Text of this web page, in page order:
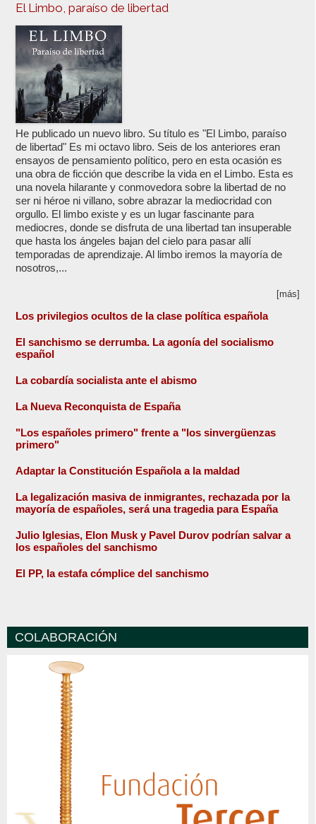
El Limbo, paraíso de libertad
He publicado un nuevo libro. Su título es "El Limbo, paraíso
de libertad" Es mi octavo libro. Seis de los anteriores eran
ensayos de pensamiento político, pero en esta ocasión es
una obra de ficción que describe la vida en el Limbo. Esta es
una novela hilarante y conmovedora sobre la libertad de no
ser ni héroe ni villano, sobre abrazar la mediocridad con
orgullo. El limbo existe y es un lugar fascinante para
mediocres, donde se disfruta de una libertad tan insuperable
que hasta los ángeles bajan del cielo para pasar allí
temporadas de aprendizaje. Al limbo iremos la mayoría de
nosotros,...
[más]
Los privilegios ocultos de la clase política española
El sanchismo se derrumba. La agonía del socialismo
español
La cobardía socialista ante el abismo
La Nueva Reconquista de España
"Los españoles primero" frente a "los sinvergüenzas
primero"
Adaptar la Constitución Española a la maldad
La legalización masiva de inmigrantes, rechazada por la
mayoría de españoles, será una tragedia para España
Julio Iglesias, Elon Musk y Pavel Durov podrían salvar a
los españoles del sanchismo
El PP, la estafa cómplice del sanchismo
COLABORACIÓN